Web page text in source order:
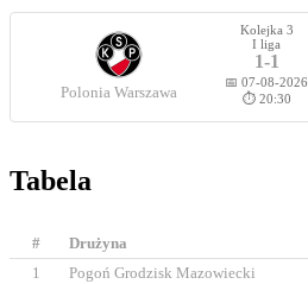
Polonia Warszawa
Kolejka 3
I liga
1-1
📅 07-08-2026
⏱️ 20:30
Tabela
# Drużyna
1
Pogoń Grodzisk Mazowiecki